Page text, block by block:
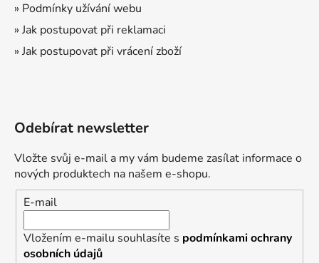
p
s
» Podmínky užívání webu
» Jak postupovat při reklamaci
» Jak postupovat při vrácení zboží
Odebírat newsletter
Vložte svůj e-mail a my vám budeme zasílat informace o
nových produktech na našem e-shopu.
E-mail
Vložením e-mailu souhlasíte s podmínkami ochrany
osobních údajů